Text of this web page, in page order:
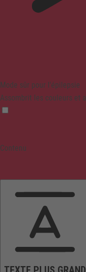
Mode sûr pour l'épilepsie
Assombrit les couleurs et
Contenu